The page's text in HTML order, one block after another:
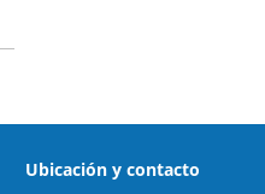
Ubicación y contacto